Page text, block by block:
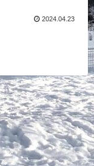
2024.04.23